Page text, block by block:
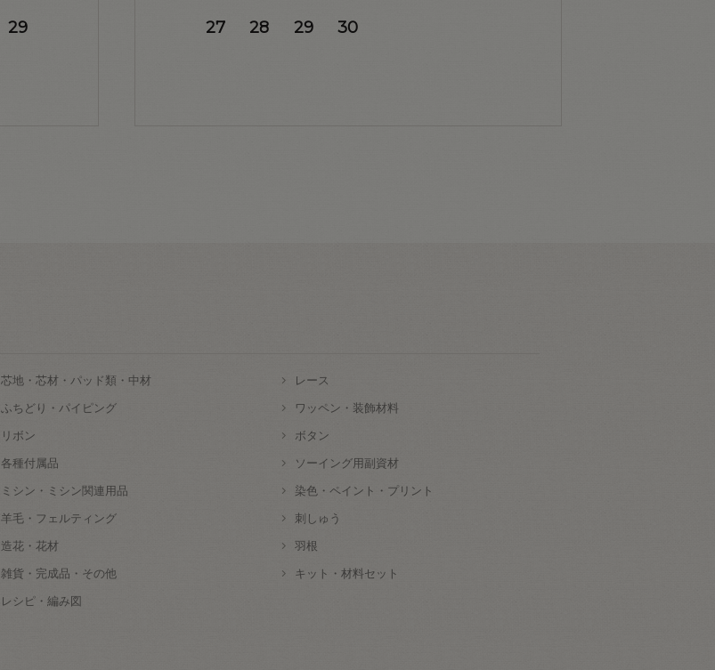
29 27 28 29 30
芯地・芯材・パッド類・中材 レース
ふちどり・パイピング ワッペン・装飾材料
リボン ボタン
各種付属品 ソーイング用副資材
ミシン・ミシン関連用品 染色・ペイント・プリント
羊毛・フェルティング 刺しゅう
造花・花材 羽根
雑貨・完成品・その他 キット・材料セット
レシピ・編み図